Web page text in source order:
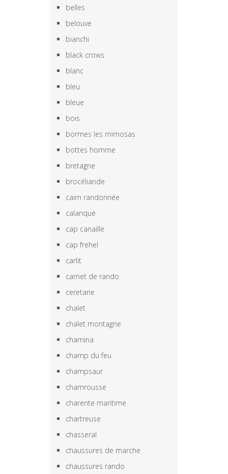
belles
belouve
bianchi
black crows
blanc
bleu
bleue
bois
bormes les mimosas
bottes homme
bretagne
brocéliande
cairn randonnée
calanque
cap canaille
cap frehel
carlit
carnet de rando
ceretane
chalet
chalet montagne
chamina
champ du feu
champsaur
chamrousse
charente maritime
chartreuse
chasseral
chaussures de marche
chaussures rando